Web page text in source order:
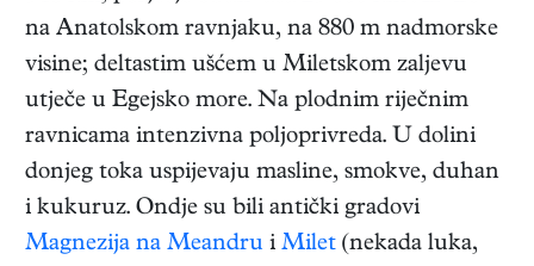
na Anatolskom ravnjaku, na 880 m nadmorske
visine; deltastim ušćem u Miletskom zaljevu
utječe u Egejsko more. Na plodnim riječnim
ravnicama intenzivna poljoprivreda. U dolini
donjeg toka uspijevaju masline, smokve, duhan
i kukuruz. Ondje su bili antički gradovi
Magnezija na Meandru i Milet (nekada luka,